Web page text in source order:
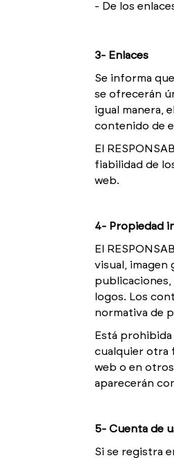
De los
3- Enlaces
Se informa
se ofrecerán
igual manera,
contenido de
El
fiabilidad de
web.
4- Propiedad
El
visual, imagen
logos. Los
normativa de
Está
cualquier otra
web o en
aparecerán
5- Cuenta de
Si se registra